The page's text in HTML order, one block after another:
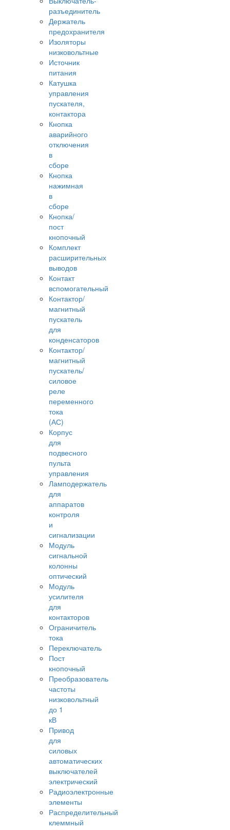
разъединитель
Держатель
предохранителя
Изоляторы
низковольтные
Источник
питания
Катушка
управления
пускателя,
контактора
Кнопка
аварийного
отключения
в
сборе
Кнопка
нажимная
в
сборе
Кнопка/
пост
кнопочный
Комплект
расширительных
выводов
Контакт
вспомогательный
Контактор/
магнитный
пускатель
для
конденсаторов
Контактор/
магнитный
пускатель/
силовое
реле
переменного
тока
(АС)
Корпус
для
подвесного
пульта
управления
Ламподержатель
для
аппаратов
контроля
и
сигнализации
Модуль
сигнальной
колонны
оптический
Модуль
усилителя
для
контакторов
Ограничитель
тока
Переключатель
Пост
кнопочный
Преобразователь
частоты
низковольтный
до 1
кВ
Привод
для
силовых
автоматических
выключателей
электрический
Радиоэлектронные
элементы
Распределительный
клеммный